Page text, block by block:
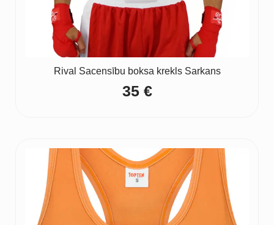
Rival Sacensību boksa krekls Sarkans
35 €